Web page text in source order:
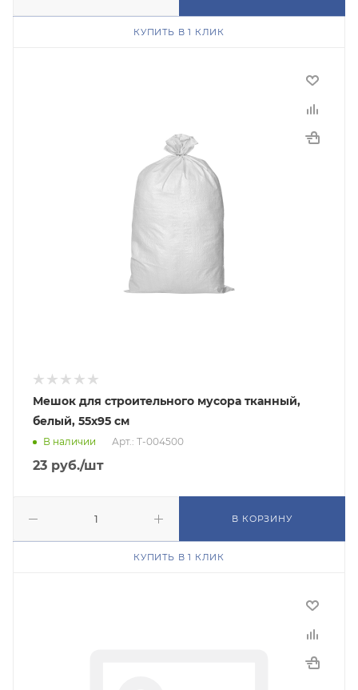
КУПИТЬ В 1 КЛИК
Мешок для строительного мусора тканный,
белый, 55х95 см
В наличии Арт.: Т-004500
23 руб./шт
В КОРЗИНУ
КУПИТЬ В 1 КЛИК